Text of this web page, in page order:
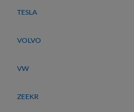
TESLA
VOLVO
VW
ZEEKR